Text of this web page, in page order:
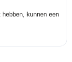
kunnen een